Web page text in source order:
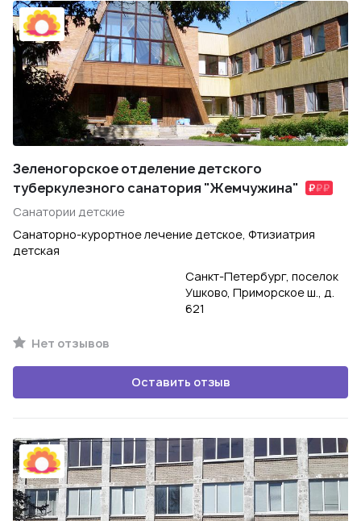
Зеленогорское отделение детского
туберкулезного санатория "Жемчужина"
Санатории детские
Санаторно-курортное лечение детское, Фтизиатрия
детская
Санкт-Петербург, поселок
Ушково, Приморское ш., д.
621
Нет отзывов
Оставить отзыв